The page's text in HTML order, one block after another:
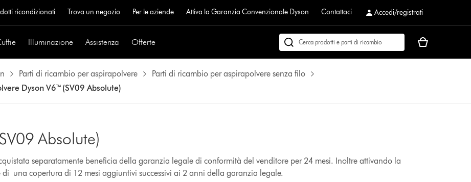
ricondizionati Trova un negozio Per le aziende Attiva la Garanzia Convenzionale Dyson Contattaci Accedi/registrati
Illuminazione Assistenza Offerte
Cerca
dyson.it
Il
Parti di ricambio per aspirapolvere
Parti di ricambio per aspirapolvere senza filo
Dyson V6™ (SV09 Absolute)
Absolute)
separatamente beneficia della garanzia legale di conformità del venditore per 24 mesi. Inoltre attivando la
una copertura di 12 mesi aggiuntivi successivi ai 2 anni della garanzia legale.